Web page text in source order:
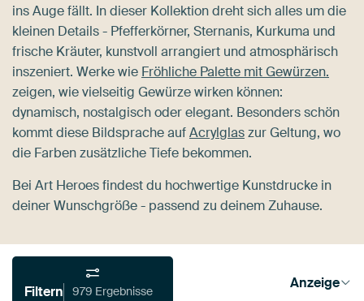
ins Auge fällt. In dieser Kollektion dreht sich alles um die
kleinen Details - Pfefferkörner, Sternanis, Kurkuma und
frische Kräuter, kunstvoll arrangiert und atmosphärisch
inszeniert. Werke wie Fröhliche Palette mit Gewürzen.
zeigen, wie vielseitig Gewürze wirken können:
dynamisch, nostalgisch oder elegant. Besonders schön
kommt diese Bildsprache aufAcrylglaszur Geltung, wo
die Farben zusätzliche Tiefe bekommen.
Bei Art Heroes findest du hochwertige Kunstdrucke in
deiner Wunschgröße - passend zu deinem Zuhause.
Filtern 979 Ergebnisse Anzeige